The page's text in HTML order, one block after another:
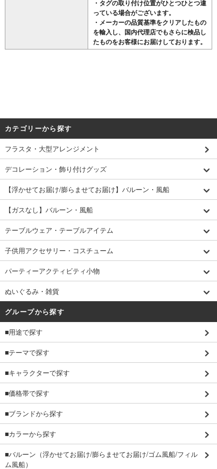
・タグの取り付け位置がひとつひとつ違
っている場合がございます。
・メーカーの品質基準をクリアしたもの
を輸入し、国内代理店でもさらに検品し
たものをお客様にお届けしております。
カテゴリーから探す
フラスタ・大型アレンジメント
デコレーション・飾り付けグッズ
【浮かせてお届け/膨らませてお届け】バルーン・風船
【ガスなし】バルーン・風船
テーブルウェア・テーブルアイテム
子供用アクセサリー・コスチューム
パーティーアクティビティ小物
ぬいぐるみ・雑貨
グループから探す
■用途で探す
■テーマで探す
■キャラクターで探す
■価格帯で探す
■ブランドから探す
■カラーから探す
■バルーン（浮かせてお届け/膨らませてお届け/ゴム風船/フィル
ム風船）